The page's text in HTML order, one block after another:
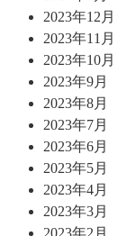
2023年12月
2023年11月
2023年10月
2023年9月
2023年8月
2023年7月
2023年6月
2023年5月
2023年4月
2023年3月
2023年2月